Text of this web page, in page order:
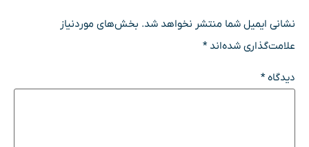
نشانی ایمیل شما منتشر نخواهد شد. بخش‌های موردنیاز
علامت‌گذاری شده‌اند*
دیدگاه*